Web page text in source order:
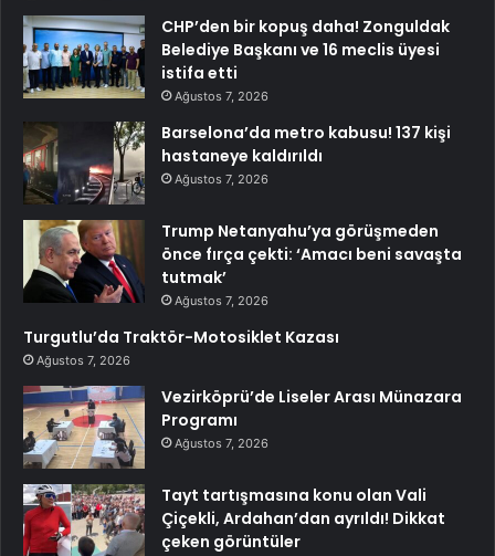
CHP’den bir kopuş daha! Zonguldak
Belediye Başkanı ve 16 meclis üyesi
istifa etti
Ağustos 7, 2026
Barselona’da metro kabusu! 137 kişi
hastaneye kaldırıldı
Ağustos 7, 2026
Trump Netanyahu’ya görüşmeden
önce fırça çekti: ‘Amacı beni savaşta
tutmak’
Ağustos 7, 2026
Turgutlu’da Traktör-Motosiklet Kazası
Ağustos 7, 2026
Vezirköprü’de Liseler Arası Münazara
Programı
Ağustos 7, 2026
Tayt tartışmasına konu olan Vali
Çiçekli, Ardahan’dan ayrıldı! Dikkat
çeken görüntüler